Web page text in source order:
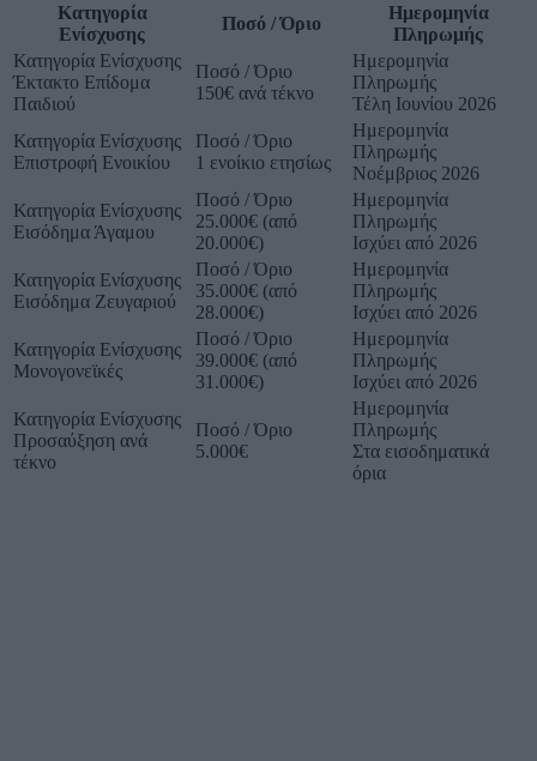
Κατηγορία
Ενίσχυσης
Ποσό / Όριο
Ημερομηνία
Πληρωμής
Κατηγορία Ενίσχυσης
Έκτακτο Επίδομα
Παιδιού
Ποσό / Όριο
150€ ανά τέκνο
Ημερομηνία
Πληρωμής
Τέλη Ιουνίου 2026
Κατηγορία Ενίσχυσης
Επιστροφή Ενοικίου
Ποσό / Όριο
1 ενοίκιο ετησίως
Ημερομηνία
Πληρωμής
Νοέμβριος 2026
Κατηγορία Ενίσχυσης
Εισόδημα Άγαμου
Ποσό / Όριο
25.000€ (από
20.000€)
Ημερομηνία
Πληρωμής
Ισχύει από 2026
Κατηγορία Ενίσχυσης
Εισόδημα Ζευγαριού
Ποσό / Όριο
35.000€ (από
28.000€)
Ημερομηνία
Πληρωμής
Ισχύει από 2026
Κατηγορία Ενίσχυσης
Μονογονεϊκές
Ποσό / Όριο
39.000€ (από
31.000€)
Ημερομηνία
Πληρωμής
Ισχύει από 2026
Κατηγορία Ενίσχυσης
Προσαύξηση ανά
τέκνο
Ποσό / Όριο
5.000€
Ημερομηνία
Πληρωμής
Στα εισοδηματικά
όρια